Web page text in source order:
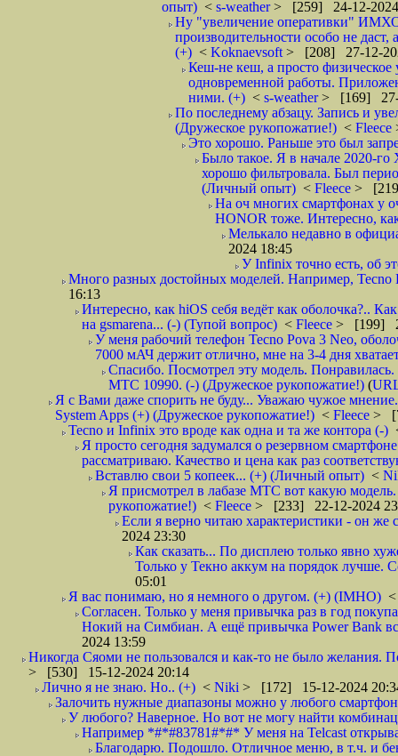
опыт) < s-weather> [259] 24-12-2024
Ну "увеличение оперативки" ИМХО
производительности особо не
(+) < Koknaevsoft > [208] 27-12-
Кеш-не кеш, а просто
одновременной работы.
ними. (+) < s-weather> [169] 27-
По последнему абзацу. Запись и
(Дружеское рукопожатие!) < Fleece
Это хорошо. Раньше это был
Было такое. Я в начале 2020-го
хорошо фильтровала. Был
(Личный опыт) < Fleece >
На оч многих смартфонах у
HONOR тоже. Интересно,
Мелькало недавно в
2024 18:45
У Infinix точно есть, об
Много разных достойных моделей. Например, Tecno
16:13
Интересно, как hiOS себя ведёт как оболочка?..
на gsmarena... (-) (Тупой вопрос) < Fleece > [199]
У меня рабочий телефон Tecno Pova 3 Neo,
7000 мАЧ держит отлично, мне на 3-4 дня
Спасибо. Посмотрел эту модель.
МТС 10990. (-) (Дружеское рукопожатие!) (
Я с Вами даже спорить не буду... Уважаю чужое
System Apps (+) (Дружеское рукопожатие!) < Fleece >
Tecno и Infinix это вроде как одна и та же контора (-)
Я просто сегодня задумался о резервном
рассматриваю. Качество и цена как раз
Вставлю свои 5 копеек... (+) (Личный опыт) <
Я присмотрел в лабазе МТС вот какую
рукопожатие!) < Fleece > [233] 22-12-2024
Если я верно читаю характеристики - он
2024 23:30
Как сказать... По дисплею только явно
Только у Текно аккум на порядок лучше.
05:01
Я вас понимаю, но я немного о другом. (+) (IMHO)
Согласен. Только у меня привычка раз в год
Нокий на Симбиан. А ещё привычка Power Bank
2024 13:59
Никогда Сяоми не пользовался и как-то не было
> [530] 15-12-2024 20:14
Лично я не знаю. Но.. (+) < Niki > [172] 15-12-2024
Залочить нужные диапазоны можно у любого
У любого? Наверное. Но вот не могу найти
Например *#*#83781#*#* У меня на Telcast
Благодарю. Подошло. Отличное меню, в т.ч. и